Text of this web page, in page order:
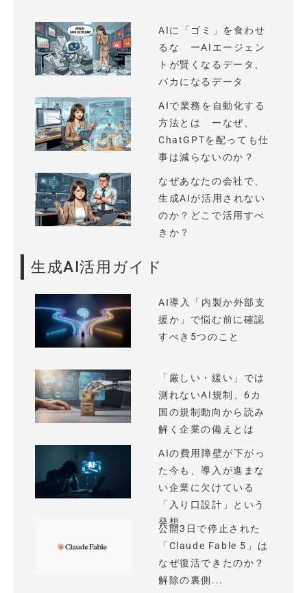
AIに「ゴミ」を食わせ
るな ーAIエージェン
トが賢くなるデータ、
バカになるデータ
AIで業務を自動化する
方法とは ーなぜ、
ChatGPTを配っても仕
事は減らないのか？
なぜあなたの会社で、
生成AIが活用されない
のか？どこで活用すべ
きか？
生成AI活用ガイド
AI導入「内製か外部支
援か」で悩む前に確認
すべき5つのこと
「厳しい・緩い」では
測れないAI規制、6カ
国の規制動向から読み
解く企業の備えとは
AIの費用障壁が下がっ
た今も、導入が進まな
い企業に欠けている
「入り口設計」という
発想
公開3日で停止された
「Claude Fable 5」は
なぜ復活できたのか？
解除の裏側...